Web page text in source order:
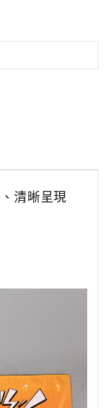
清晰呈現